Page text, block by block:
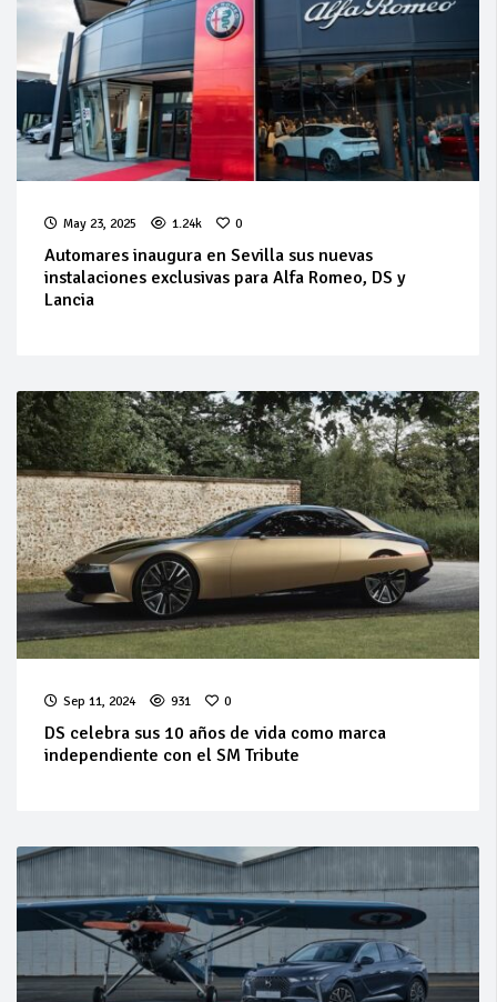
May 23, 2025 1.24k 0
Automares inaugura en Sevilla sus nuevas
instalaciones exclusivas para Alfa Romeo, DS y
Lancia
Sep 11, 2024 931 0
DS celebra sus 10 años de vida como marca
independiente con el SM Tribute